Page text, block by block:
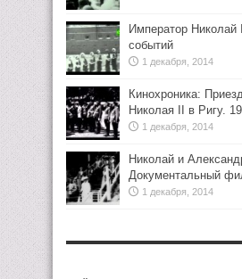
Император Николай
событий
1 декабря, 2014
Кинохроника:
Николая II в Ригу.
1 декабря, 2014
Николай и
Документальный
1 декабря, 2014